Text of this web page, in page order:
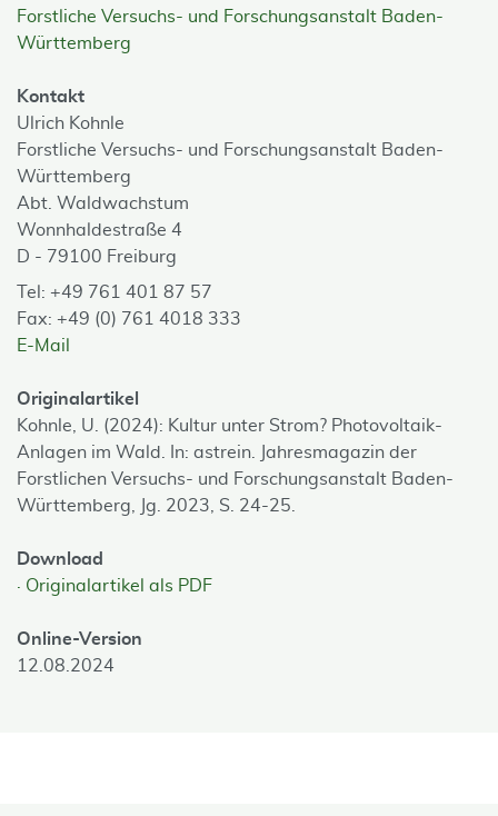
Forstliche Versuchs- und Forschungsanstalt Baden-
Württemberg
Kontakt
Ulrich Kohnle
Forstliche Versuchs- und Forschungsanstalt Baden-
Württemberg
Abt. Waldwachstum
Wonnhaldestraße 4
D - 79100 Freiburg
Tel: +49 761 401 87 57
Fax: +49 (0) 761 4018 333
E-Mail
Originalartikel
Kohnle, U. (2024): Kultur unter Strom? Photovoltaik-
Anlagen im Wald. In: astrein. Jahresmagazin der
Forstlichen Versuchs- und Forschungsanstalt Baden-
Württemberg, Jg. 2023, S. 24-25.
Download
Originalartikel als PDF
Online-Version
12.08.2024